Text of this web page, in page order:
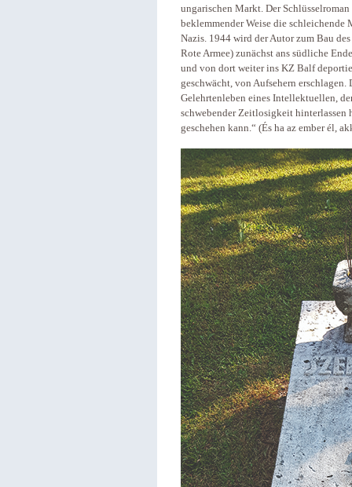
ungarischen Markt. Der
beklemmender Weise die schleichende
Nazis. 1944 wird der Autor zum Bau
Rote Armee) zunächst ans südliche
und von dort weiter ins KZ Balf
geschwächt, von Aufsehern
Gelehrtenleben eines Intellektuellen,
schwebender Zeitlosigkeit hinterlassen
geschehen kann.“ (És ha az ember él,